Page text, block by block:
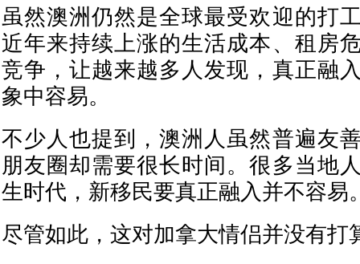
虽然澳洲仍然是全球最受欢迎的打
近年来持续上涨的生活成本、租房
竞争，让越来越多人发现，真正融
象中容易。
不少人也提到，澳洲人虽然普遍友
朋友圈却需要很长时间。很多当地
生时代，新移民要真正融入并不容易
尽管如此，这对加拿大情侣并没有打